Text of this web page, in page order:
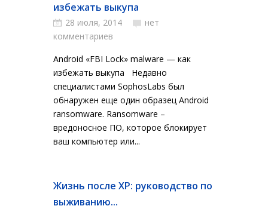
избежать выкупа
28 июля, 2014
нет
комментариев
Android «FBI Lock» malware — как
избежать выкупа Недавно
специалистами SophosLabs был
обнаружен еще один образец Android
ransomware. Ransomware –
вредоносное ПО, которое блокирует
ваш компьютер или...
Жизнь после XP: руководство по
выживанию...